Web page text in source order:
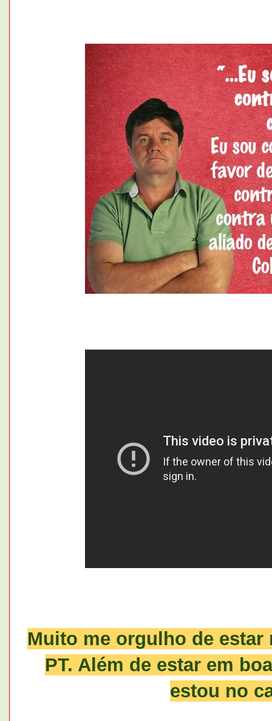
Muito me orgulho de
PT. Além de estar em
estou no